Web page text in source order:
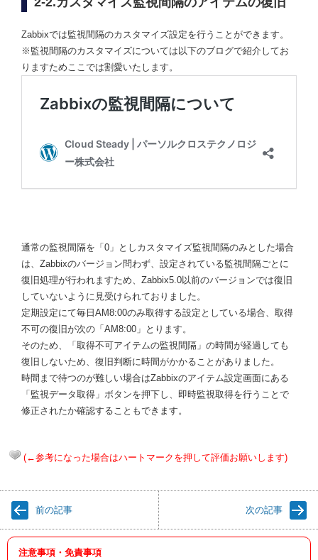
Zabbixでは監視間隔のカスタマイズ設定を行うことができます。
※監視間隔のカスタマイズについては以下のブログで紹介してお
りますためここでは割愛いたします。
通常の監視間隔を「0」としカスタマイズ監視間隔のみとした場合
は、Zabbixのバージョン問わず、設定されている監視間隔ごとに
復旧処理が行われますため、Zabbix5.0以前のバージョンでは復旧
していないように見受けられておりました。
定期設定にて毎日AM8:00のみ取得する設定としている場合、取得
不可の復旧が次の「AM8:00」とります。
そのため、「取得不可アイテムの監視間隔」の時間が経過しても
復旧しないため、復旧判断に時間がかかることがありました。
時間まで待つのが難しい場合はZabbixのアイテム設定画面にある
「監視データ取得」ボタンを押下し、即時監視取得を行うことで
修正されたか確認することもできます。
(←参考になった場合はハートマークを押して評価お願いします)
前の記事 次の記事
注意事項・免責事項